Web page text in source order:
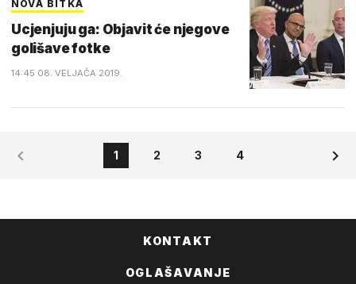
NOVA BITKA
Ucjenjuju ga: Objavit će njegove
golišave fotke
14:45 08. VELJAČA 2019.
1 2 3 4
KONTAKT
OGLAŠAVANJE